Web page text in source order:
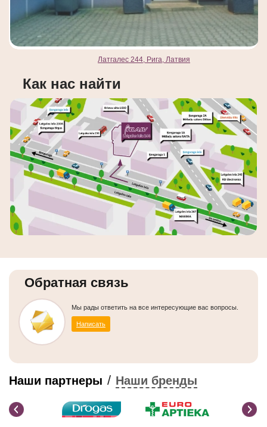
Латгалес 244, Рига, Латвия
Как нас найти
Наши партнеры / Наши бренды
Обратная связь
Мы рады ответить на все интересующие вас вопросы.
Написать